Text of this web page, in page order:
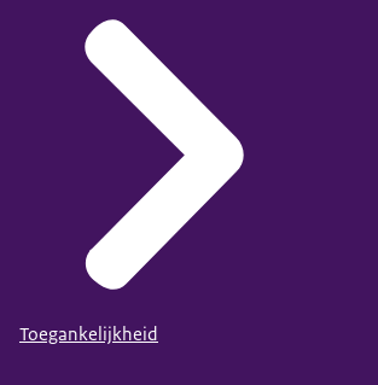
Toegankelijkheid